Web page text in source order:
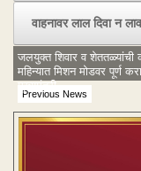
वाहनावर लाल दिवा न
Previous News
जलयुक्त शिवार व शेततळ्यांची
महिन्यात मिशन मोडवर पूर्ण
मुख्यमंत्री